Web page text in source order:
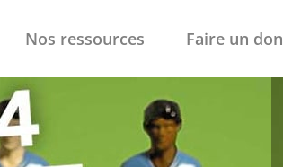
Nos ressources Faire un don